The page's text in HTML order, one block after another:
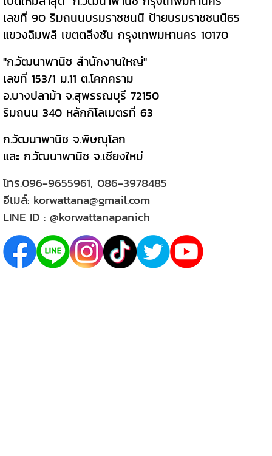
เลขที่ 90 ริมถนนบรมราชชนนี ป้ายบรมราชชนนี65
แขวงฉิมพลี เขตตลิ่งชัน กรุงเทพมหานคร 10170
"ก.วัฒนาพานิช สำนักงานใหญ่"
เลขที่ 153/1 ม.11 ต.โคกคราม
อ.บางปลาม้า จ.สุพรรณบุรี 72150
ริมถนน 340 หลักกิโลเมตรที่ 63
ก.วัฒนาพานิช จ.พิษณุโลก
และ ก.วัฒนาพานิช จ.เชียงใหม่
โทร.096-9655961, 086-3978485
อีเมล์: korwattana@gmail.com
LINE ID : @korwattanapanich